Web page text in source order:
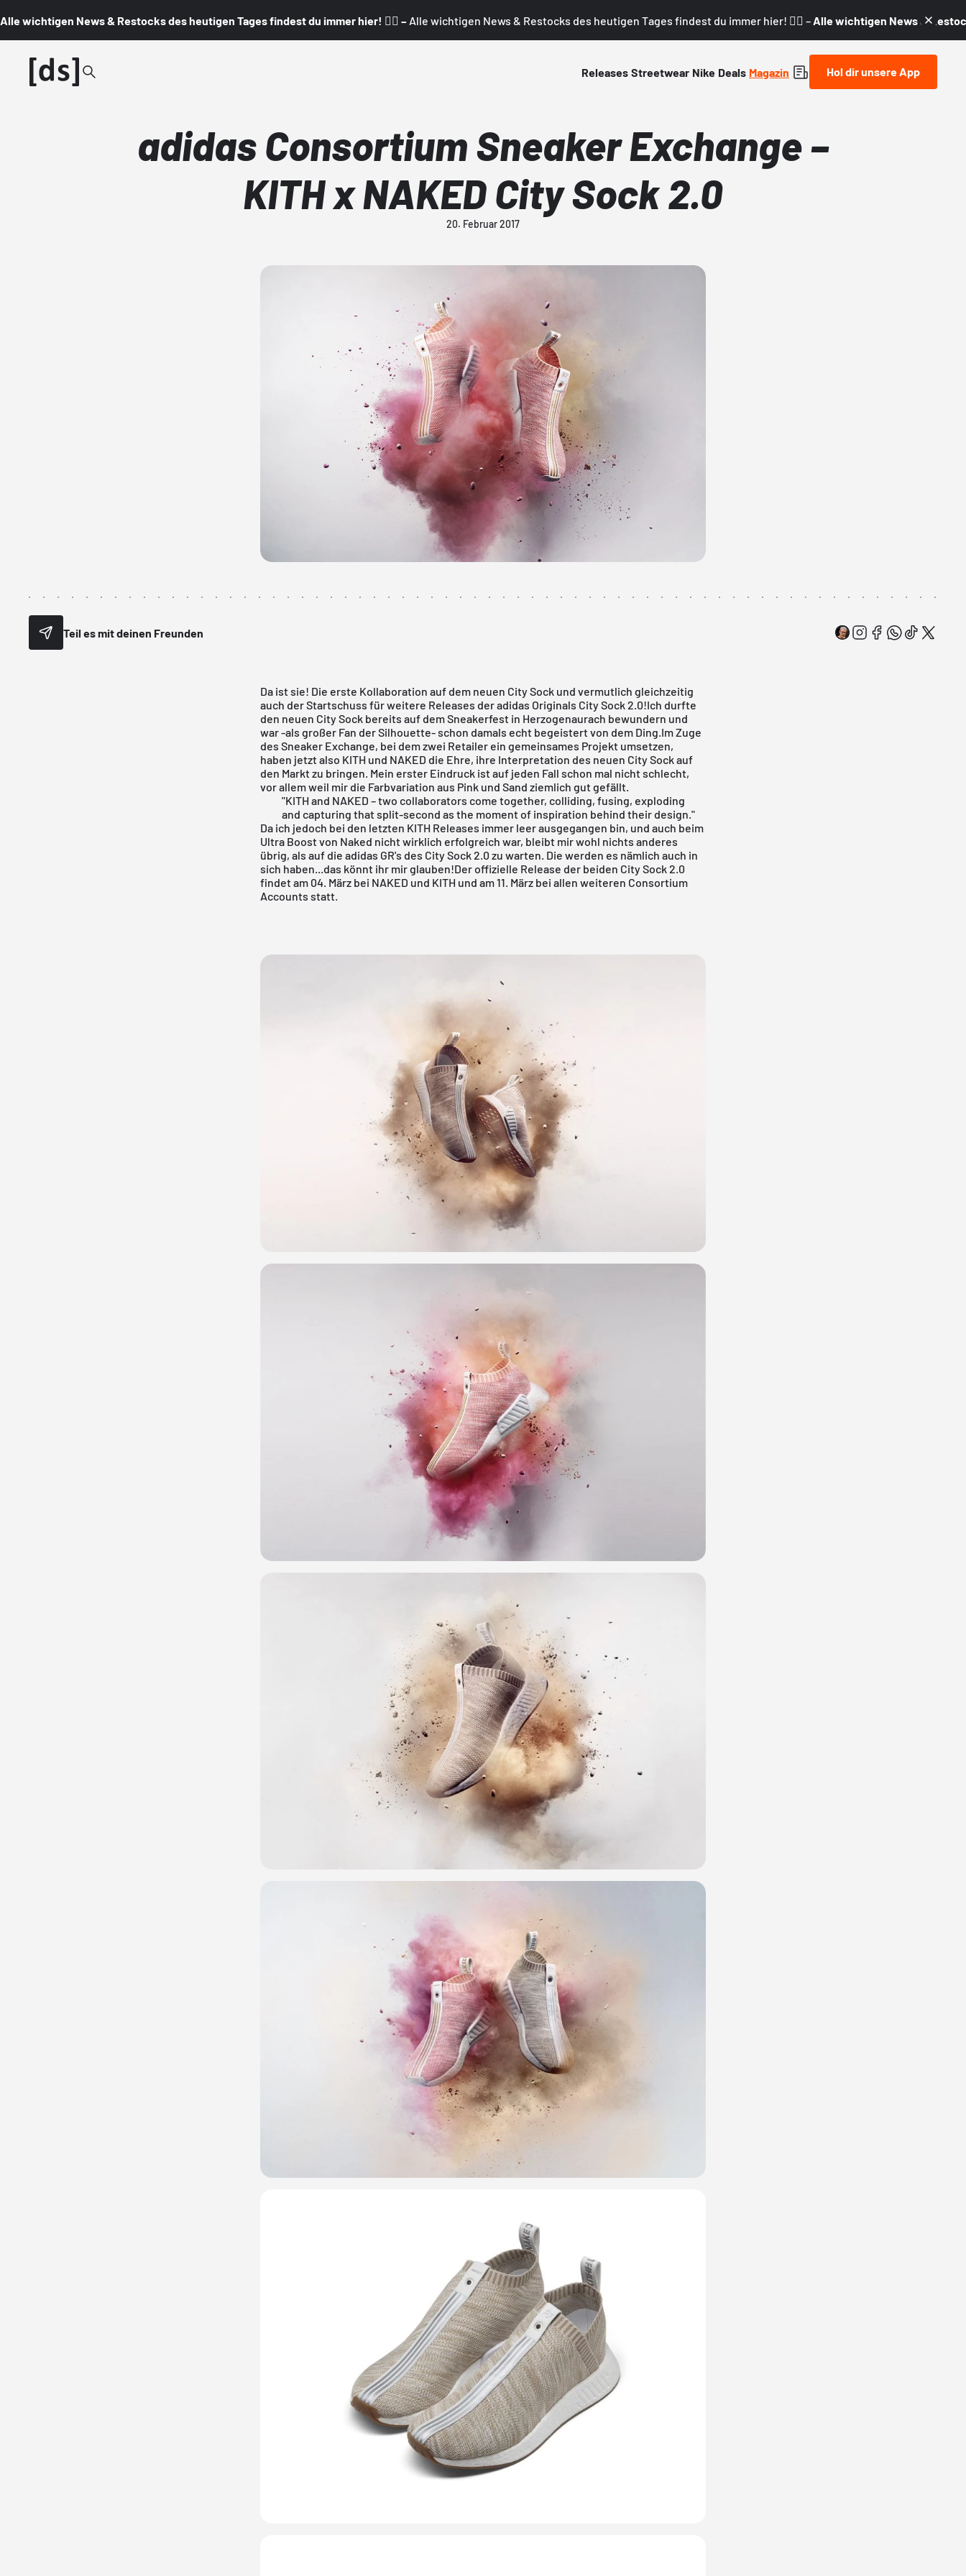
Alle wichtigen News & Restocks des heutigen Tages findest du immer hier! 👇🏼 – Alle wichtigen News & Restocks des heutigen Tages findest du immer hier! 👇🏼 – Alle wichtigen News &
Releases Streetwear Nike Deals Magazin Hol dir unsere App
adidas Consortium Sneaker Exchange –
KITH x NAKED City Sock 2.0
20. Februar 2017
Teil es mit deinen Freunden
Da ist sie! Die erste Kollaboration auf dem neuen City Sockund vermutlich gleichzeitig
auch der Startschuss für weitere Releases der adidas Originals City Sock 2.0!Ich durfte
den neuen City Sock bereits auf demSneakerfest in Herzogenaurach bewundern und
war -als großer Fan der Silhouette- schon damals echt begeistert von dem Ding.Im Zuge
des Sneaker Exchange, bei dem zwei Retailer ein gemeinsames Projekt umsetzen,
haben jetzt also KITH und NAKED die Ehre, ihre Interpretation des neuen City Sock auf
den Markt zu bringen. Mein erster Eindruck ist auf jeden Fall schon mal nicht schlecht,
vor allem weil mir die Farbvariation aus Pink und Sand ziemlich gut gefällt.
"KITH and NAKED – two collaborators come together, colliding, fusing, exploding
and capturing that split-second as the moment of inspiration behind their design."
Da ich jedoch bei den letzten KITH Releases immer leer ausgegangen bin, und auch beim
Ultra Boost von Naked nicht wirklich erfolgreich war, bleibt mir wohl nichts anderes
übrig, als auf die adidas GR's des City Sock 2.0 zu warten. Die werden es nämlich auch in
sich haben...das könnt ihr mir glauben!Der offizielle Release der beiden City Sock 2.0
findet am 04. März bei NAKED und KITH und am 11. März bei allen weiteren Consortium
Accounts statt.